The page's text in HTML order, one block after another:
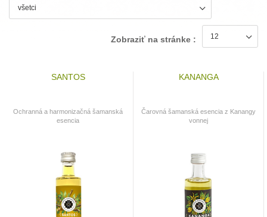
Zobraziť na stránke :
SANTOS
Ochranná a harmonizačná šamanská
esencia
KANANGA
Čarovná šamanská esencia z Kanangy
vonnej